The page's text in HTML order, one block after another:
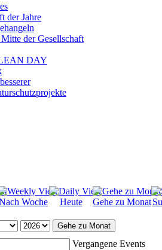
der Jahre
der Gesellschaft
DAY
Woche Heute Gehe zu Monat
Gehe zu Monat
Vergangene Events